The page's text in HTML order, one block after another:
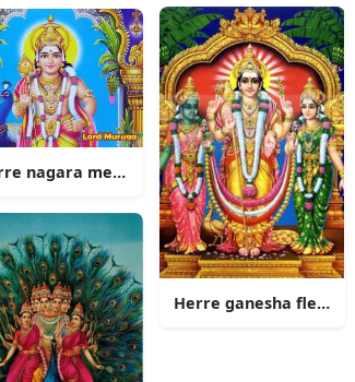
nagara med pafugl
Herre ganesha flere